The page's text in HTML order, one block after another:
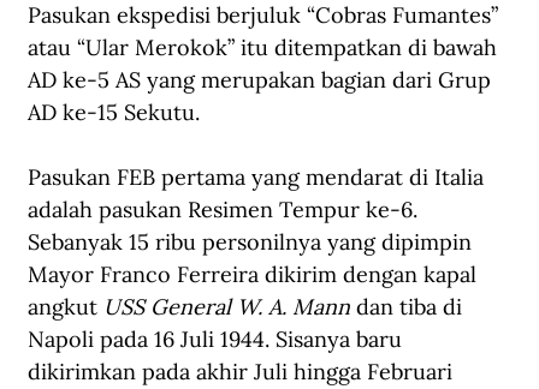
Pasukan ekspedisi berjuluk “Cobras Fumantes”
atau “Ular Merokok” itu ditempatkan di bawah
AD ke-5 AS yang merupakan bagian dari Grup
AD ke-15 Sekutu.
Pasukan FEB pertama yang mendarat di Italia
adalah pasukan Resimen Tempur ke-6.
Sebanyak 15 ribu personilnya yang dipimpin
Mayor Franco Ferreira dikirim dengan kapal
angkut USS General W. A. Mann dan tiba di
Napoli pada 16 Juli 1944. Sisanya baru
dikirimkan pada akhir Juli hingga Februari